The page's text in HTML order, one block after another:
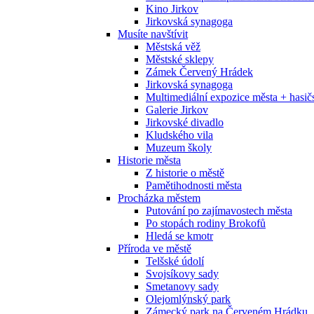
Kino Jirkov
Jirkovská synagoga
Musíte navštívit
Městská věž
Městské sklepy
Zámek Červený Hrádek
Jirkovská synagoga
Multimediální expozice města +
Galerie Jirkov
Jirkovské divadlo
Kludského vila
Muzeum školy
Historie města
Z historie o městě
Pamětihodnosti města
Procházka městem
Putování po zajímavostech města
Po stopách rodiny Brokofů
Hledá se kmotr
Příroda ve městě
Telšské údolí
Svojsíkovy sady
Smetanovy sady
Olejomlýnský park
Zámecký park na Červeném Hrádku